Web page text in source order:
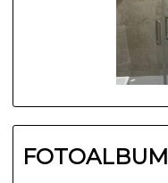
FOTOALBUM